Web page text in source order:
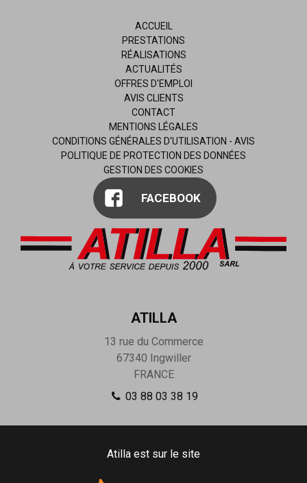
ACCUEIL
PRESTATIONS
RÉALISATIONS
ACTUALITÉS
OFFRES D'EMPLOI
AVIS CLIENTS
CONTACT
MENTIONS LÉGALES
CONDITIONS GÉNÉRALES D'UTILISATION - AVIS
POLITIQUE DE PROTECTION DES DONNÉES
GESTION DES COOKIES
FACEBOOK
ATILLA
13 rue du Commerce
67340 Ingwiller
FRANCE
03 88 03 38 19
Atilla est sur le site